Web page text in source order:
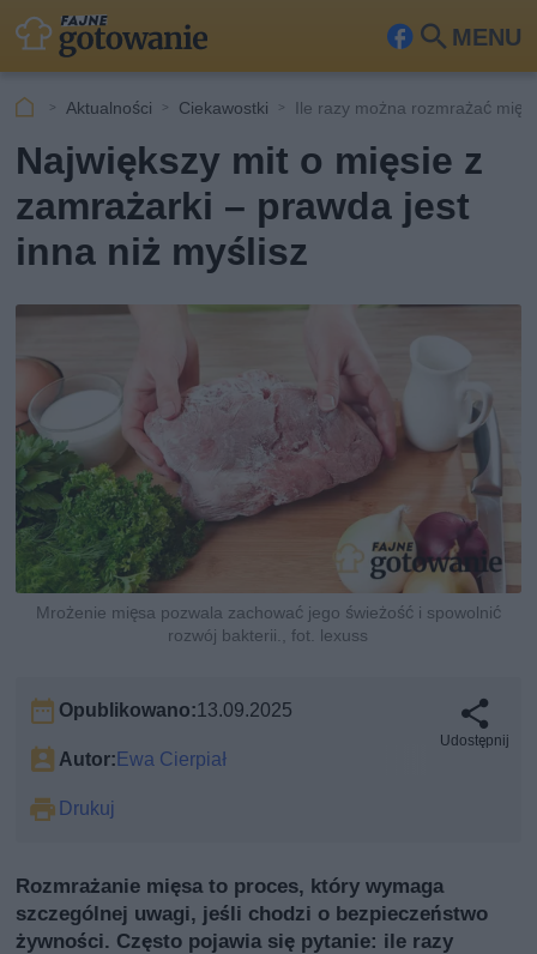
MENU
Fa
ook
Szu
Aktualności Ciekawostki Ile razy można rozmrażać
Największy mit o mięsie z
zamrażarki – prawda jest
inna niż myślisz
Mrożenie mięsa pozwala zachować jego świeżość i spowolnić
rozwój bakterii., fot. lexuss
Opublikowano:13.09.2025
Autor:Ewa Cierpiał
Drukuj
Udostępnij
Rozmrażanie mięsa to proces, który wymaga
szczególnej uwagi, jeśli chodzi o bezpieczeństwo
żywności. Często pojawia się pytanie: ile razy